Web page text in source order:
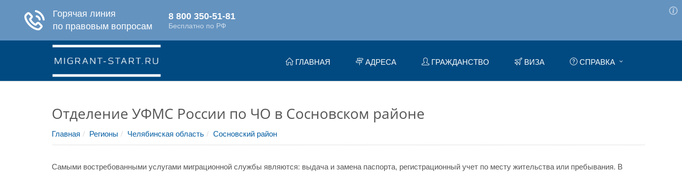
ГЛАВНАЯ АДРЕСА ГРАЖДАНСТВО ВИЗА СПРАВКА
Отделение УФМС России по ЧО в Сосновском районе
Главная Регионы Челябинская область Сосновский район
Самыми востребованными услугами миграционной службы являются: выдача и замена паспорта, регистрационный учет по месту жительства или пребывания. В